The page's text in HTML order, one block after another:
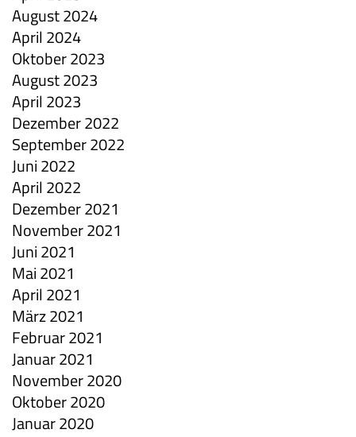
August 2024
April 2024
Oktober 2023
August 2023
April 2023
Dezember 2022
September 2022
Juni 2022
April 2022
Dezember 2021
November 2021
Juni 2021
Mai 2021
April 2021
März 2021
Februar 2021
Januar 2021
November 2020
Oktober 2020
Januar 2020